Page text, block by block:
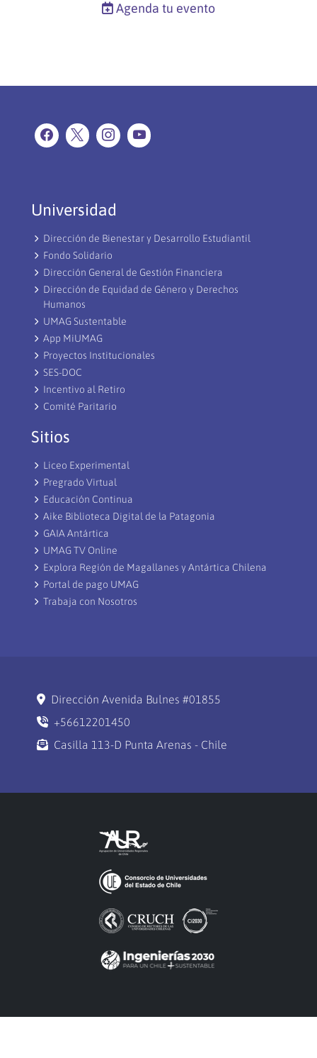
Agenda tu evento
Universidad
Dirección de Bienestar y Desarrollo Estudiantil
Fondo Solidario
Dirección General de Gestión Financiera
Dirección de Equidad de Género y Derechos
Humanos
UMAG Sustentable
App MiUMAG
Proyectos Institucionales
SES-DOC
Incentivo al Retiro
Comité Paritario
Sitios
Liceo Experimental
Pregrado Virtual
Educación Continua
Aike Biblioteca Digital de la Patagonia
GAIA Antártica
UMAG TV Online
Explora Región de Magallanes y Antártica Chilena
Portal de pago UMAG
Trabaja con Nosotros
Dirección Avenida Bulnes #01855
+56612201450
Casilla 113-D Punta Arenas - Chile